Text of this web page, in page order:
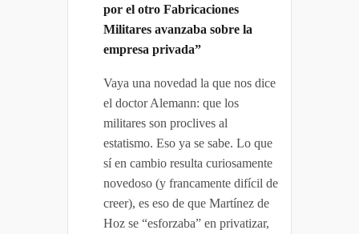
por el otro Fabricaciones
Militares avanzaba sobre la
empresa privada”
Vaya una novedad la que nos dice
el doctor Alemann: que los
militares son proclives al
estatismo. Eso ya se sabe. Lo que
sí en cambio resulta curiosamente
novedoso (y francamente difícil de
creer), es eso de que Martínez de
Hoz se “esforzaba” en privatizar,